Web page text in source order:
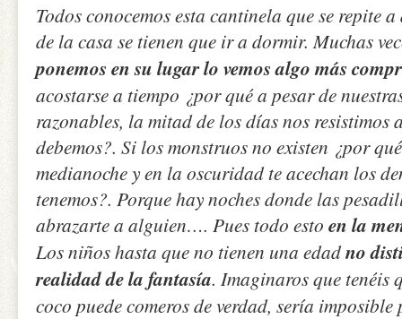
Todos conocemos esta cantinela que se repite
de la casa se tienen que ir a dormir. Muchas
ponemos en su lugar lo vemos algo más
acostarse a tiempo ¿por qué a pesar de
razonables, la mitad de los días nos resistimos
debemos?. Si los monstruos no existen ¿por
medianoche y en la oscuridad te acechan los
tenemos?. Porque hay noches donde las
abrazarte a alguien…. Pues todo esto en la
Los niños hasta que no tienen una edadno
realidad de la fantasía. Imaginaros que tenéis
coco puede comeros de verdad, sería imposible